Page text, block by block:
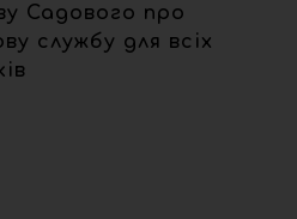
Садового про
службу для всіх